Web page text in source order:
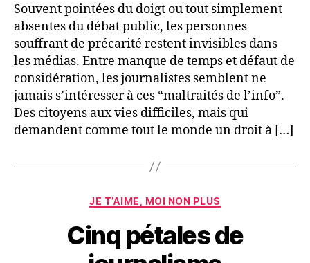
Souvent pointées du doigt ou tout simplement
absentes du débat public, les personnes
souffrant de précarité restent invisibles dans
les médias. Entre manque de temps et défaut de
considération, les journalistes semblent ne
jamais s’intéresser à ces “maltraités de l’info”.
Des citoyens aux vies difficiles, mais qui
demandent comme tout le monde un droit à […]
Catégories
JE T’AIME, MOI NON PLUS
Cinq pétales de